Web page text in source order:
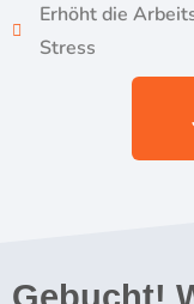
Erhöht die
Stress